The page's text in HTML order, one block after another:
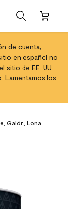
de cuenta,
en español no
sitio de EE. UU.
Lamentamos los
Galón, Lona